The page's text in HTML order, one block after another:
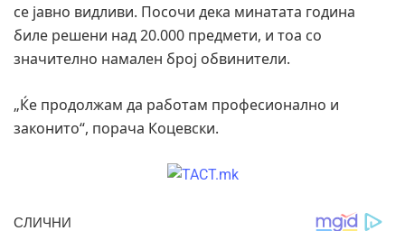
се јавно видливи. Посочи дека минатата година
биле решени над 20.000 предмети, и тоа со
значително намален број обвинители.
„Ќе продолжам да работам професионално и
законито“, порача Коцевски.